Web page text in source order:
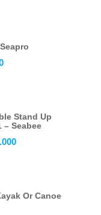
Stand Up
– Seabee
Or Canoe